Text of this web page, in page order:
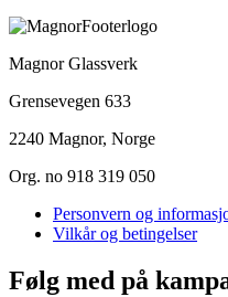
Magnor Glassverk
Grensevegen 633
2240 Magnor, Norge
Org. no 918 319 050
Personvern og
Vilkår og betingelser
Følg med på